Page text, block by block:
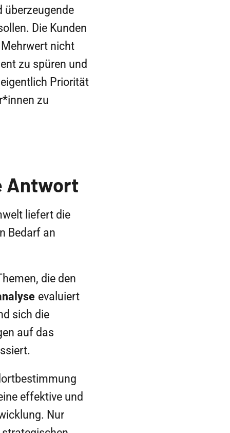
überzeugende
Die Kunden
nicht
zu spüren und
Priorität
zu
Antwort
liefert die
Bedarf an
die den
evaluiert
sich die
auf das
effektive und
Nur